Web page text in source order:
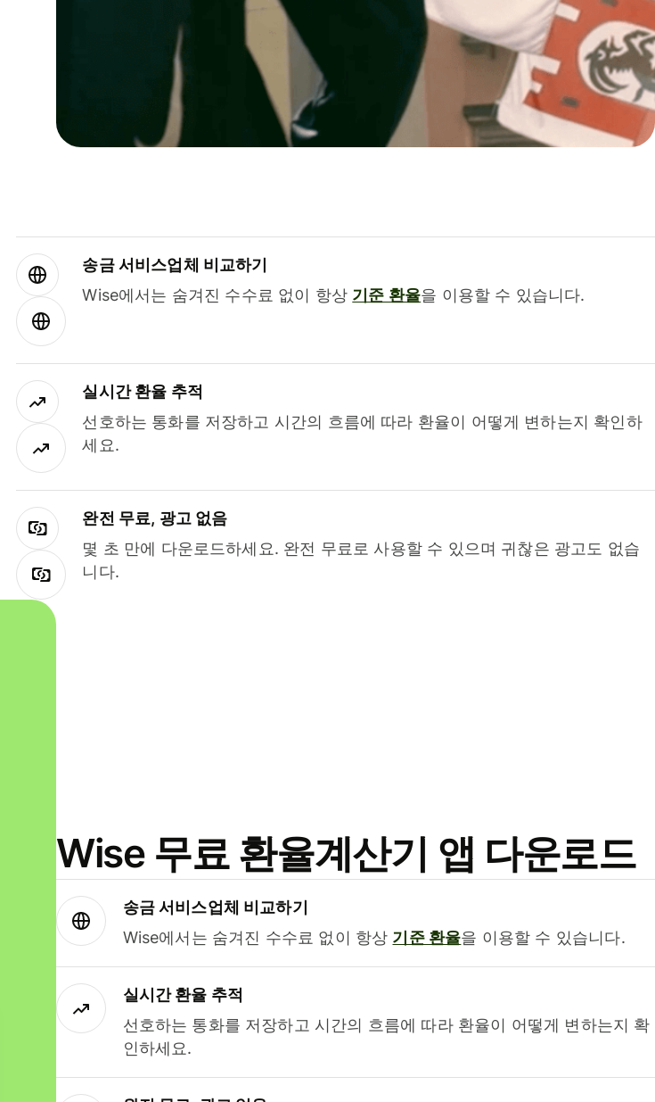
송금 서비스업체 비교하기
Wise에서는 숨겨진 수수료 없이 항상 기준 환율을 이용할 수 있습니다.
실시간 환율 추적
선호하는 통화를 저장하고 시간의 흐름에 따라 환율이 어떻게 변하는지 확인하
세요.
완전 무료, 광고 없음
몇 초 만에 다운로드하세요. 완전 무료로 사용할 수 있으며 귀찮은 광고도 없습
니다.
Wise 무료 환율계산기 앱 다운로드
송금 서비스업체 비교하기
Wise에서는 숨겨진 수수료 없이 항상 기준 환율을 이용할 수 있습니다.
실시간 환율 추적
선호하는 통화를 저장하고 시간의 흐름에 따라 환율이 어떻게 변하는지 확
인하세요.